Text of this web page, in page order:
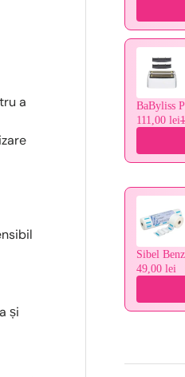
BaByliss
111,00 lei
Sibel
49,00 lei
a
și